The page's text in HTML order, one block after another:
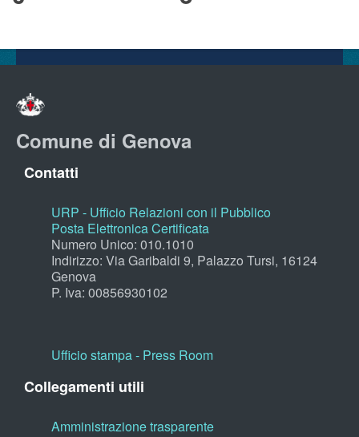
Comune di Genova
Contatti
URP - Ufficio Relazioni con il Pubblico
Posta Elettronica Certificata
Numero Unico: 010.1010
Indirizzo: Via Garibaldi 9, Palazzo Tursi, 16124
Genova
P. Iva: 00856930102
Ufficio stampa - Press Room
Collegamenti utili
Amministrazione trasparente